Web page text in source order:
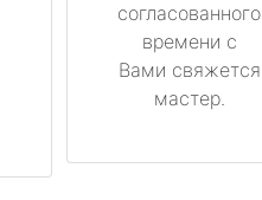
согласованного
времени с
Вами свяжется
мастер.